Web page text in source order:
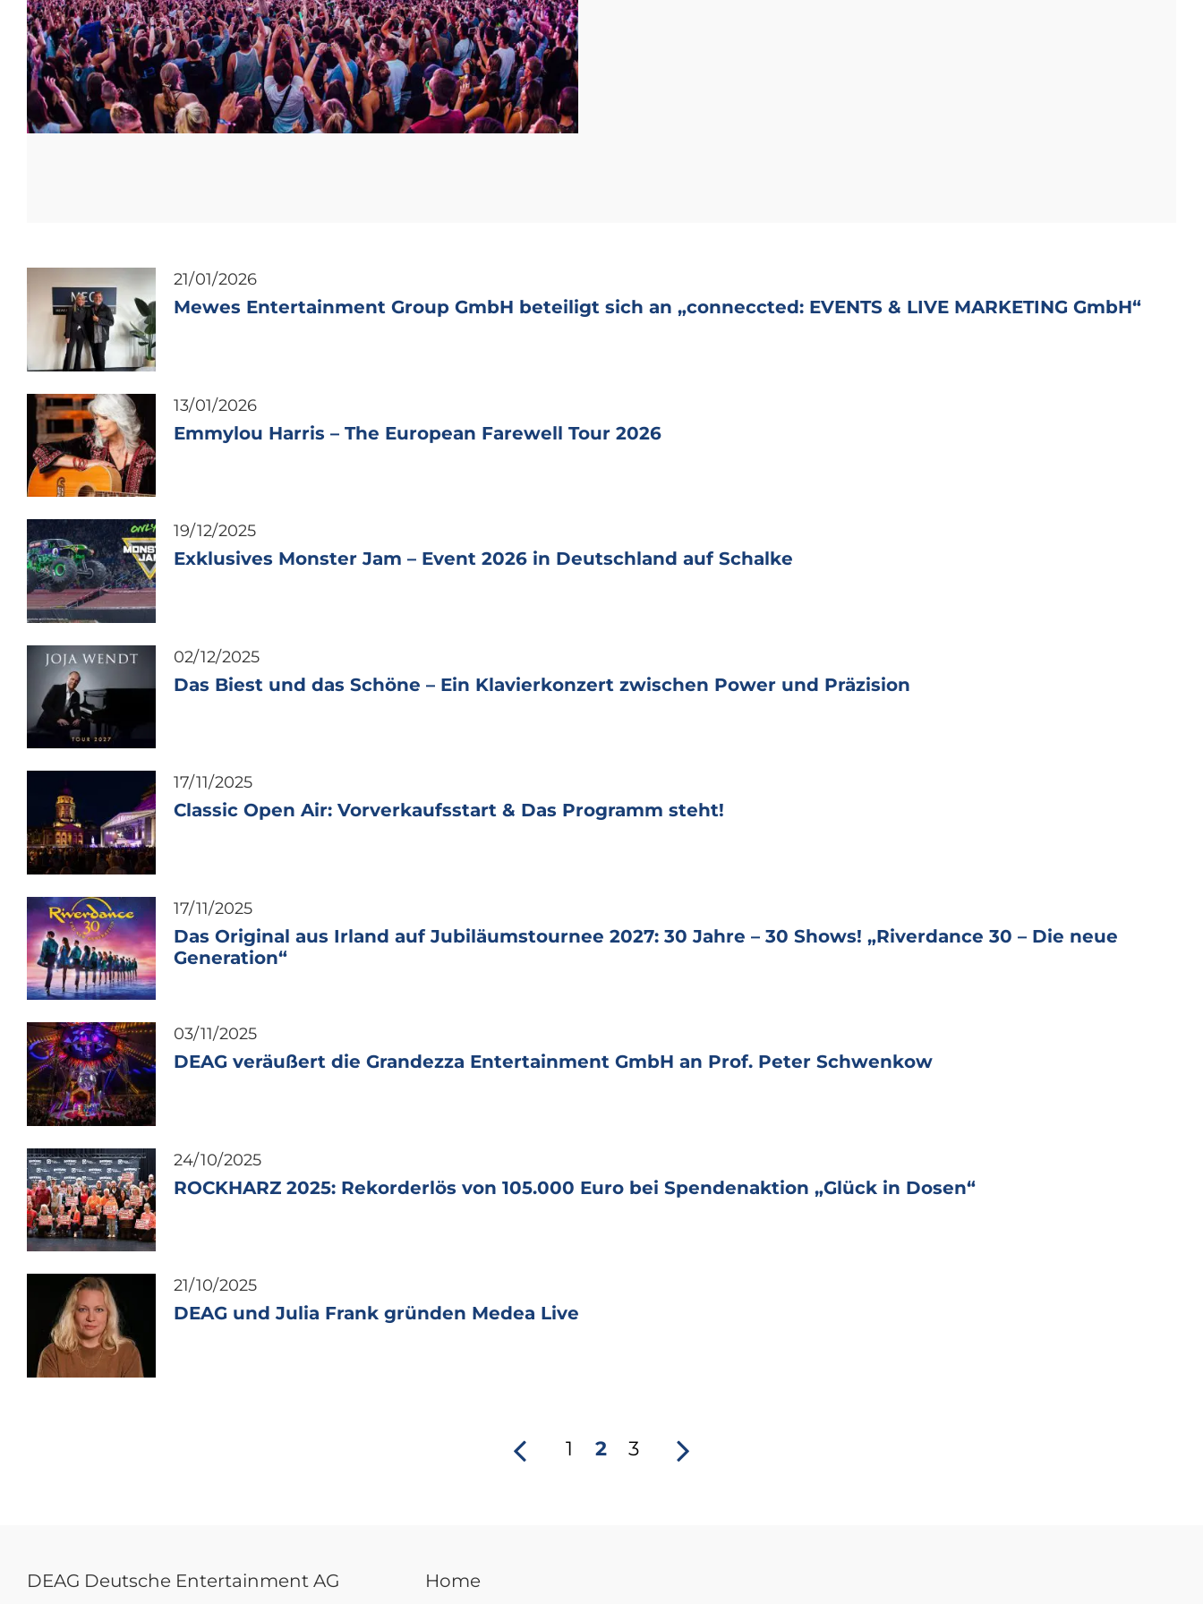
Mewes Entertainment Group GmbH beteiligt sich an „conneccted: EVENTS & LIVE MARKETING GmbH“
21/01/2026
Emmylou Harris – The European Farewell Tour 2026
13/01/2026
Exklusives Monster Jam – Event 2026 in Deutschland auf Schalke
19/12/2025
Das Biest und das Schöne – Ein Klavierkonzert zwischen Power und Präzision
02/12/2025
Classic Open Air: Vorverkaufsstart & Das Programm steht!
17/11/2025
Das Original aus Irland auf Jubiläumstournee 2027: 30 Jahre – 30 Shows! „Riverdance 30 – Die neue
Generation“
17/11/2025
DEAG veräußert die Grandezza Entertainment GmbH an Prof. Peter Schwenkow
03/11/2025
ROCKHARZ 2025: Rekorderlös von 105.000 Euro bei Spendenaktion „Glück in Dosen“
24/10/2025
DEAG und Julia Frank gründen Medea Live
21/10/2025
1 2 3
DEAG Deutsche Entertainment AG Home